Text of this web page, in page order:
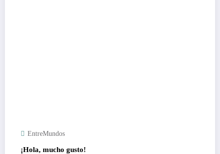
EntreMundos
¡Hola, mucho gusto!